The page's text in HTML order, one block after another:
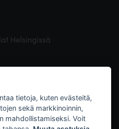
Helsingissä
tietoja, kuten evästeitä,
sekä markkinoinnin,
mahdollistamiseksi. Voit